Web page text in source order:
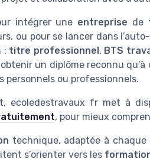
intégrer une entreprise de
ou pour se lancer dans
: titre professionnel, BTS
un diplôme reconnu
personnels ou professionnels.
ecoledestravaux fr met à
, pour mieux
technique, adaptée à chaque
s’orienter vers les